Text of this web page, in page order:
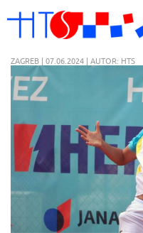
ZAGREB | 07.06.2024 | AUTOR: HTS